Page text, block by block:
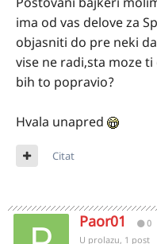
ima od vas delove za
objasniti do pre neki
vise ne radi,sta moze
bih to popravio?
Hvala unapred
Citat
Paor01 0
U prolazu, 1 post